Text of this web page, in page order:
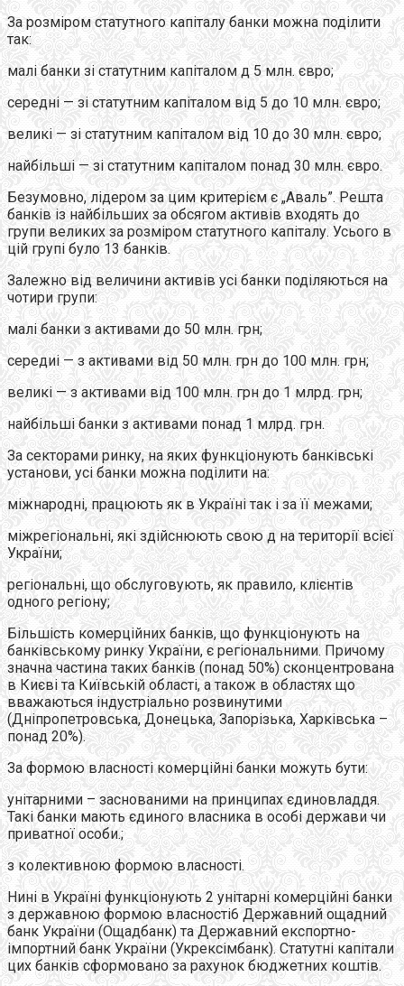
За розміром статутного капiталу банки можна поділити
так:
малі банки зі статутним капіталом д 5 млн. євро;
середні — зі статутним капіталом від 5 до 10 млн. євро;
великі — зі статутним капіталом від 10 до 30 млн. євро;
найбільші — зі статутним капіталом понад 30 млн. євро.
Безумовно, лідером за цим критерієм є „Аваль”. Решта
банкiв із найбільших за обсягом активів входять до
групи великих за розміром статутного капіталу. Усього в
цій групі було 13 банкiв.
Залежно вiд величини активiв усi банки подiляються на
чотири групи:
малi банки з активами до 50 млн. грн;
середиi — з активами вiд 50 млн. грн до 100 млн. грн;
великi — з активами вiд 100 млн. грн до 1 млрд. грн;
найбільші банки з активами понад 1 млрд. грн.
За секторами ринку, на яких функціонують банківські
установи, усі банки можна поділити на:
міжнародні, працюють як в Україні так i за її межами;
міжрегіональні, якi здійснюють свою д на території всієї
України;
регіональні, що обслуговують, як правило, клiєнтiв
одного регiону;
Більшість комерцiйних банкiв, що функціонують на
банкiвському ринку України, є регіональними. Причому
значна частина таких банкiв (понад 50%) сконцентрована
в Києві та Київській області, а також в областях що
вважаються індустріально розвинутими
(Дніпропетровська, Донецька, Запорізька, Харківська –
понад 20%).
За формою власності комерційні банки можуть бути:
унітарними – заснованими на принципах єдиновладдя.
Такі банки мають єдиного власника в особі держави чи
приватної особи.;
з колективною формою власності.
Нині в Україні функціонують 2 унітарні комерційні банки
з державною формою власності6 Державний ощадний
банк України (Ощадбанк) та Державний експортно-
імпортний банк України (Укрексімбанк). Статутні капітали
цих банків сформовано за рахунок бюджетних коштів.